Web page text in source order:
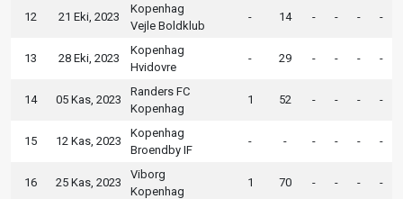
12 21 Eki, 2023
Kopenhag
Vejle Boldklub
- 14 - - - -
13 28 Eki, 2023
Kopenhag
Hvidovre
- 29 - - - -
14 05 Kas, 2023
Randers FC
Kopenhag
1 52 - - - -
15 12 Kas, 2023
Kopenhag
Broendby IF
- - - - - -
16 25 Kas, 2023
Viborg
Kopenhag
1 70 - - - -